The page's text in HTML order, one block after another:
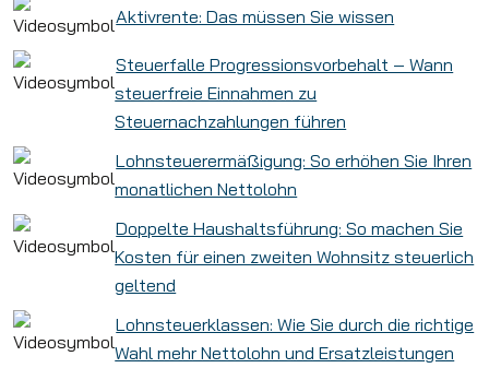
Aktivrente: Das müssen Sie wissen
Steuerfalle Progressionsvorbehalt – Wann
steuerfreie Einnahmen zu
Steuernachzahlungen führen
Lohnsteuerermäßigung: So erhöhen Sie Ihren
monatlichen Nettolohn
Doppelte Haushaltsführung: So machen Sie
Kosten für einen zweiten Wohnsitz steuerlich
geltend
Lohnsteuerklassen: Wie Sie durch die richtige
Wahl mehr Nettolohn und Ersatzleistungen